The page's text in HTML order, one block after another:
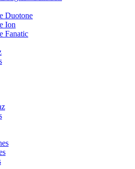
Duotone
Ion
Fanatic